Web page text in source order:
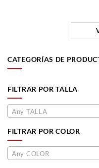
CATEGORÍAS DE
FILTRAR POR TALLA
Any TALLA
FILTRAR POR COLOR
Any COLOR